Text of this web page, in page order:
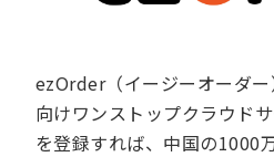
ezOrder（イージーオーダ
向けワンストップクラウド
を登録すれば、中国の1000